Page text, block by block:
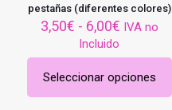
pestañas (diferentes colores)
3,50€ - 6,00€Rango
precios:
desde
3,50€
hasta
IVA no
Incluido
Seleccionar opciones
Este
producto